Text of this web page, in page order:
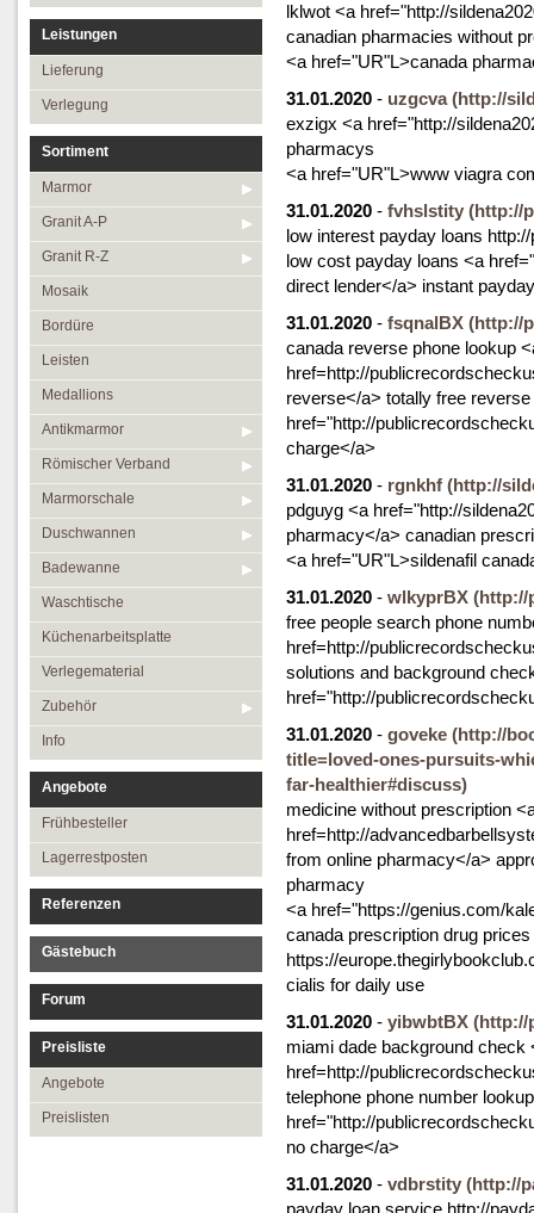
Antikmarmor
Leistungen
Lieferung
Verlegung
Sortiment
Marmor
Granit A-P
Granit R-Z
Mosaik
Bordüre
Leisten
Medallions
Antikmarmor
Römischer Verband
Marmorschale
Duschwannen
Badewanne
Waschtische
Küchenarbeitsplatte
Verlegematerial
Zubehör
Info
Angebote
Frühbesteller
Lagerrestposten
Referenzen
Gästebuch
Forum
Preisliste
Angebote
Preislisten
lklwot <a href="http://
canadian pharmacies without
<a href="UR"L>canada
31.01.2020 - uzgcva (http://
exzigx <a href="http://
pharmacys
<a href="UR"L>www viagra
31.01.2020 - fvhslstity (http://
low interest payday loans
low cost payday loans <a
direct lender</a> instant
31.01.2020 - fsqnalBX (http://
canada reverse phone lookup
href=http://
reverse</a> totally free
href="http://
charge</a>
31.01.2020 - rgnkhf (http://
pdguyg <a href="http://
pharmacy</a> canadian
<a href="UR"L>sildenafil
31.01.2020 - wlkyprBX (http://
free people search phone
href=http://
solutions and background
href="http://
31.01.2020 - goveke (http://
title=loved-ones-pursuits-
far-healthier#discuss)
medicine without prescription
href=http://
from online pharmacy</a>
pharmacy
<a href="https://genius.com/
canada prescription drug prices
https://
cialis for daily use
31.01.2020 - yibwbtBX (http://
miami dade background check
href=http://
telephone phone number
href="http://
no charge</a>
31.01.2020 - vdbrstity (http://
payday loan service http://